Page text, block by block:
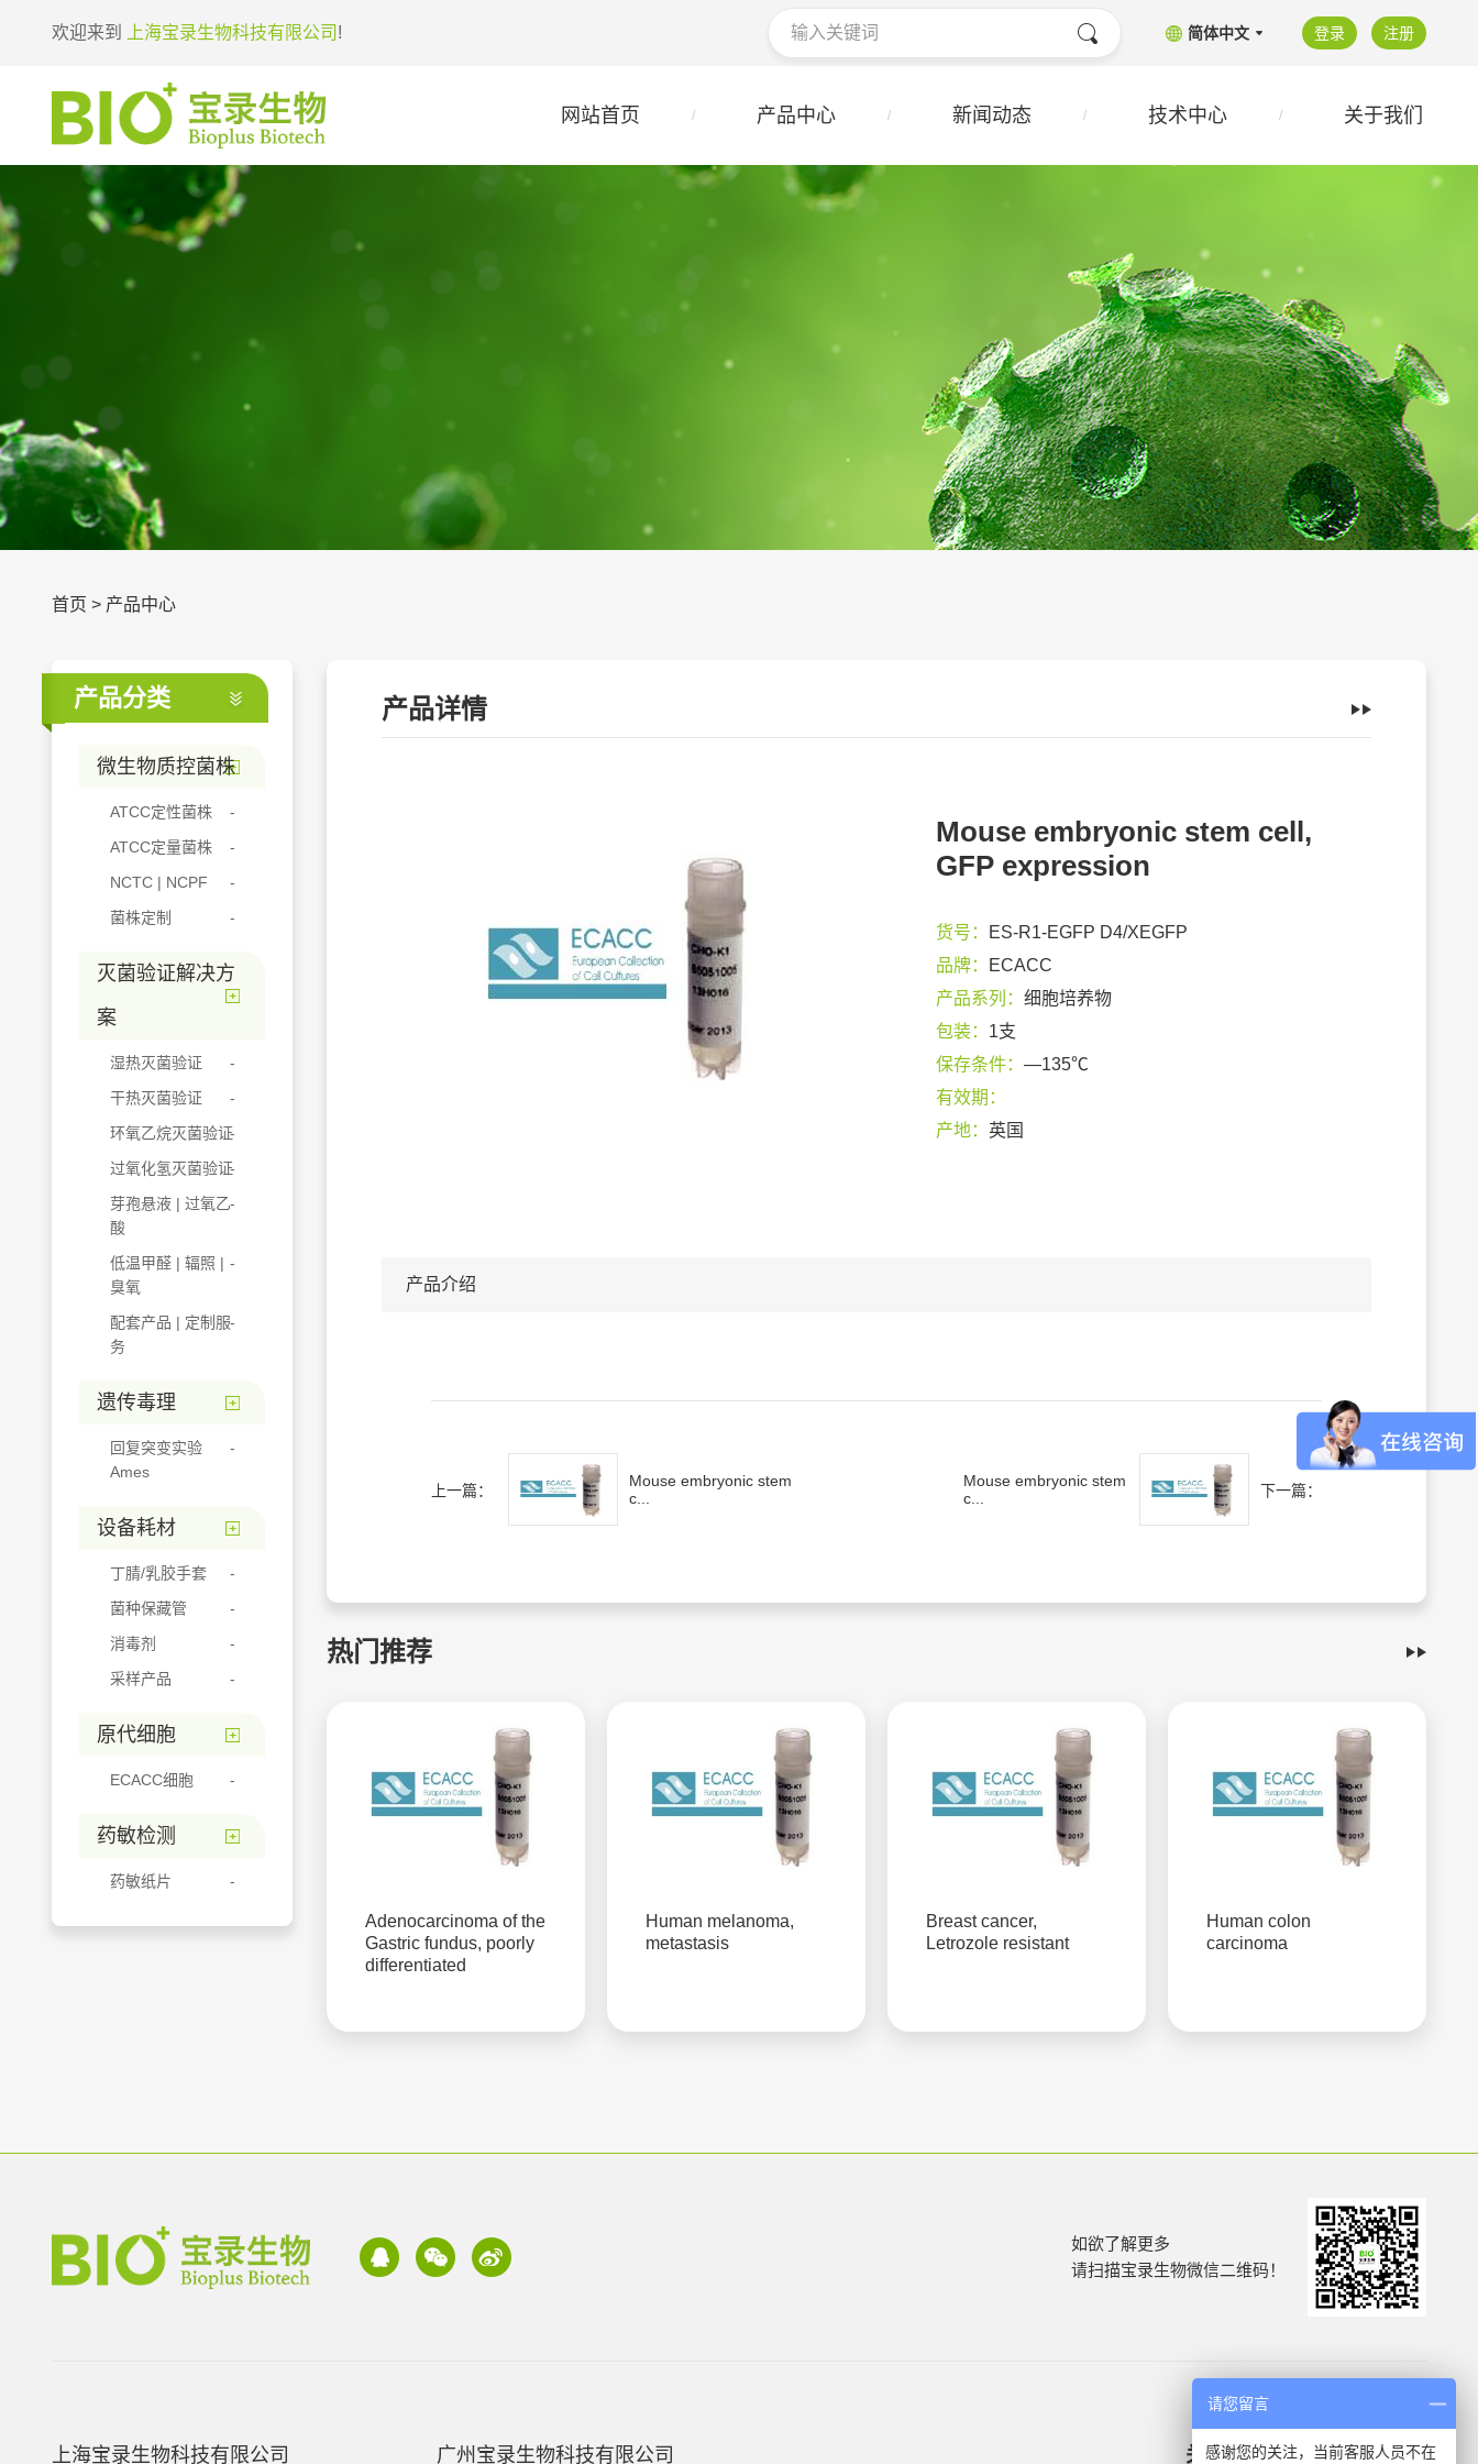
欢迎来到 上海宝录生物科技有限公司 ! 简体中文 登录 注册
网站首页 产品中心 新闻动态 技术中心 关于我们
首页 > 产品中心
产品分类
微生物质控菌株
ATCC定性菌株
ATCC定量菌株
NCTC | NCPF
菌株定制
灭菌验证解决方
案
湿热灭菌验证
干热灭菌验证
环氧乙烷灭菌验证
过氧化氢灭菌验证
芽孢悬液 | 过氧乙
酸
低温甲醛 | 辐照 |
臭氧
配套产品 | 定制服
务
遗传毒理
回复突变实验
Ames
设备耗材
丁腈/乳胶手套
菌种保藏管
消毒剂
采样产品
原代细胞
ECACC细胞
药敏检测
药敏纸片
产品详情
Mouse embryonic stem cell,
GFP expression
货号：
ES-R1-EGFP D4/XEGFP
品牌：
ECACC
产品系列： 细胞培养物
包装： 1支
保存条件： —135℃
有效期：
产地： 英国
产品介绍
上一篇：
Mouse embryonic stem
c...
Mouse embryonic stem
c...
下一篇：
热门推荐
Adenocarcinoma of the
Gastric fundus, poorly
differentiated
Human melanoma,
metastasis
Breast cancer,
Letrozole resistant
Human colon
carcinoma
如欲了解更多
请扫描宝录生物微信二维码！
上海宝录生物科技有限公司 广州宝录生物科技有限公司 关于我们 产品信息
请您留言
感谢您的关注，当前客服人员不在